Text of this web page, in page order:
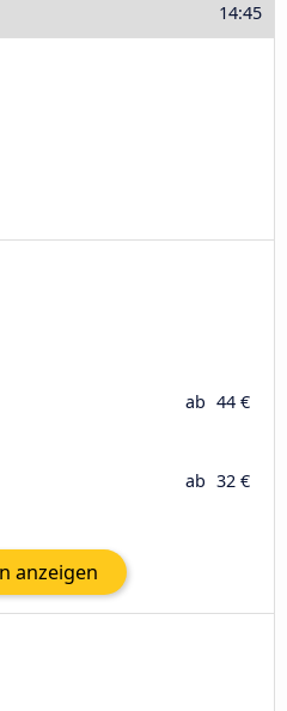
14:45
ab 44 €
ab 32 €
anzeigen